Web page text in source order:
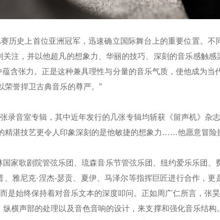
史上首位亚洲冠军，迅速确立国际舞台上的重要位置。不
注，并以他超凡的想象力、华丽的技巧、深刻的音乐感触
含张力。正是这种兼具理性与分量的音乐气质，使他成为当
荣誉捍卫古典音乐的尊严。”
室专辑，其中近年发行的几张专辑均斩获《留声机》杂志“
精湛技艺更令人印象深刻的是他敏捷的想象力……他愿意冒险
歌剧院管弦乐团、琉森音乐节管弦乐团、纽约爱乐乐团、
雅尼克·涅杰-瑟贡、夏伊、马泽尔等指挥巨匠进行合作，
是始终保持着对音乐文本的深度叩问。正如周广仁所言，张
横声部的处理以及音色音响的设计，来支撑和强化音乐结